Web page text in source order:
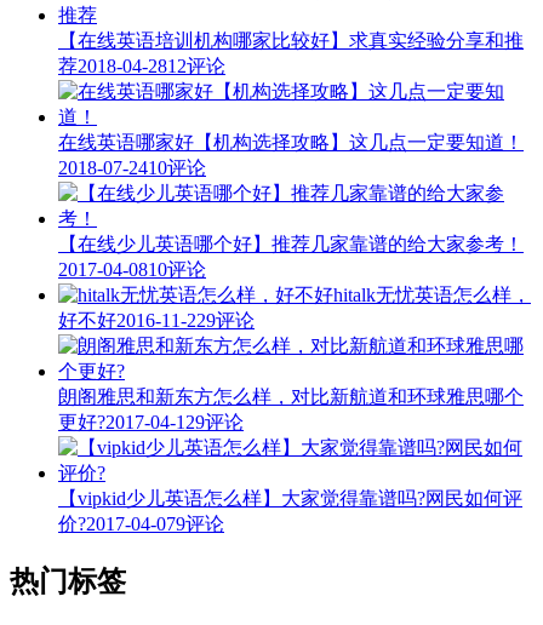
【在线英语培训机构哪家比较好】求真实经验分享和推
荐2018-04-2812评论
在线英语哪家好【机构选择攻略】这几点一定要知道！
2018-07-2410评论
【在线少儿英语哪个好】推荐几家靠谱的给大家参考！
2017-04-0810评论
hitalk无忧英语怎么样，
好不好2016-11-229评论
朗阁雅思和新东方怎么样，对比新航道和环球雅思哪个
更好?2017-04-129评论
【vipkid少儿英语怎么样】大家觉得靠谱吗?网民如何评
价?2017-04-079评论
热门标签